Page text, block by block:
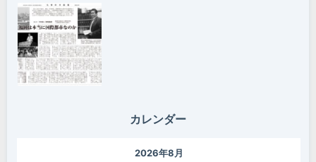
カレンダー
2026年8月